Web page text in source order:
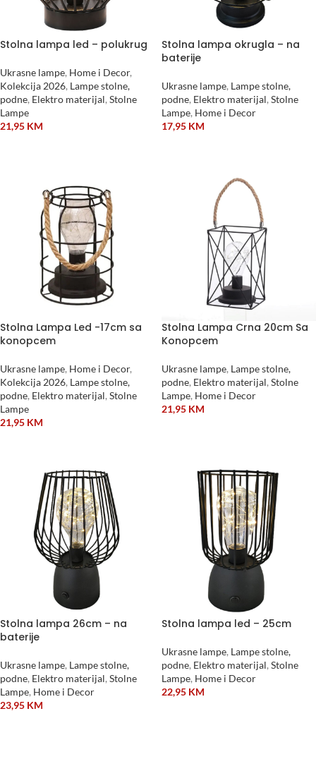
Stolna lampa led – polukrug
Ukrasne lampe, Home i Decor,
Kolekcija 2026, Lampe stolne,
podne, Elektro materijal, Stolne
Lampe
21,95 KM
Stolna lampa okrugla – na
baterije
Ukrasne lampe, Lampe stolne,
podne, Elektro materijal, Stolne
Lampe, Home i Decor
17,95 KM
Stolna Lampa Led -17cm sa
konopcem
Ukrasne lampe, Home i Decor,
Kolekcija 2026, Lampe stolne,
podne, Elektro materijal, Stolne
Lampe
21,95 KM
Stolna Lampa Crna 20cm Sa
Konopcem
Ukrasne lampe, Lampe stolne,
podne, Elektro materijal, Stolne
Lampe, Home i Decor
21,95 KM
Stolna lampa 26cm – na
baterije
Ukrasne lampe, Lampe stolne,
podne, Elektro materijal, Stolne
Lampe, Home i Decor
23,95 KM
Stolna lampa led – 25cm
Ukrasne lampe, Lampe stolne,
podne, Elektro materijal, Stolne
Lampe, Home i Decor
22,95 KM